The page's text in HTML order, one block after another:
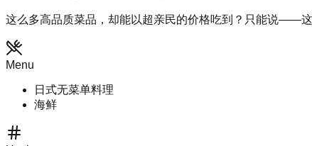
这么多高品质菜品，却能以超亲民的价格吃到？只能说——这
Menu
日式无菜单料理
海鲜